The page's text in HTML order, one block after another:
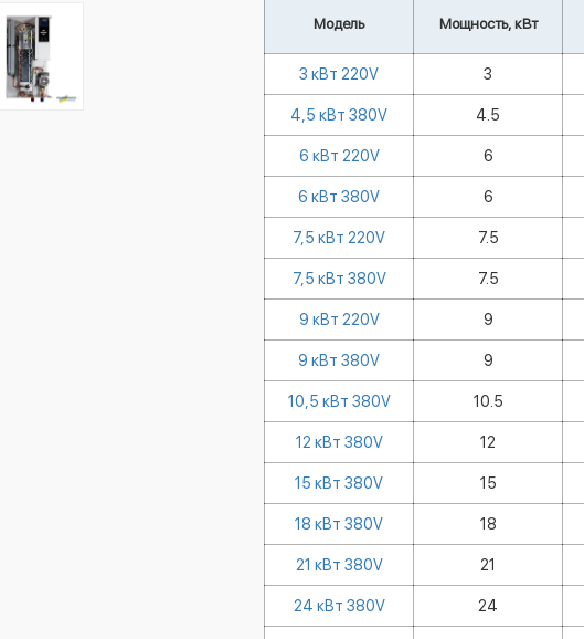
Модель Мощность, кВт
3 кВт 220V 3
4,5 кВт 380V 4.5
6 кВт 220V 6
6 кВт 380V 6
7,5 кВт 220V 7.5
7,5 кВт 380V 7.5
9 кВт 220V 9
9 кВт 380V 9
10,5 кВт 380V 10.5
12 кВт 380V 12
15 кВт 380V 15
18 кВт 380V 18
21 кВт 380V 21
24 кВт 380V 24